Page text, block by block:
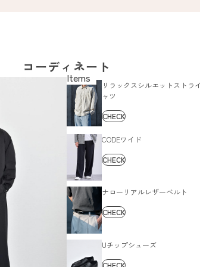
コーディネート
リラックスシルエットストラ
ャツ
CHECK
CODEワイド
CHECK
ナローリアルレザーベルト
CHECK
Uチップシューズ